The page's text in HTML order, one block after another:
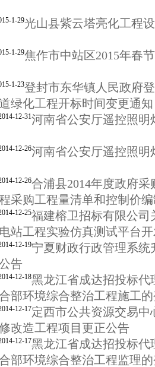
1-29光山县紫云塔亮化工程
1-29焦作市中站区2015年春
1-23登封市东华镇人民政府
绿化工程开标时间变更通知
12-31河南省公安厅遥控照明
12-26河南省公安厅遥控照明
12-26合浦县2014年度政府
采购工程量清单和控制价
12-25福建榕卫招标有限公司
站工程实验仿真测试平台
12-19宁夏财政行政管理系统
告
12-18黑龙江省成达招投标代
部环境综合整治工程施工
12-17定西市公共资源交易中
改造工程项目更正公告
12-17黑龙江省成达招投标代
部环境综合整治工程监理